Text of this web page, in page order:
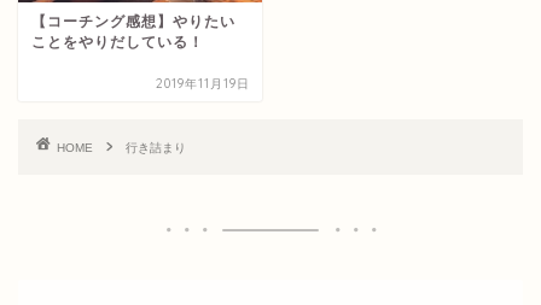
【コーチング感想】やりたい
ことをやりだしている！
2019年11月19日
HOME 行き詰まり